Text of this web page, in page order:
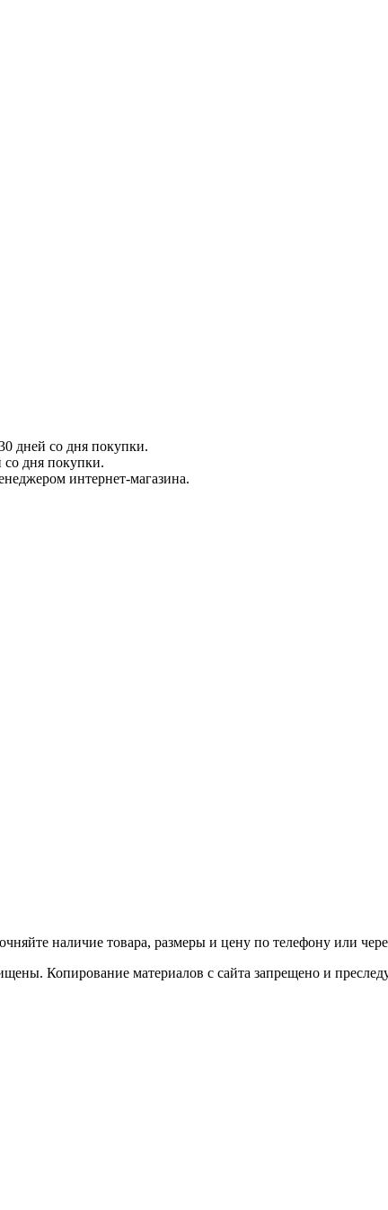
дней со дня покупки.
со дня покупки.
интернет-магазина.
наличие товара, размеры и цену по телефону или
Копирование материалов с сайта запрещено и